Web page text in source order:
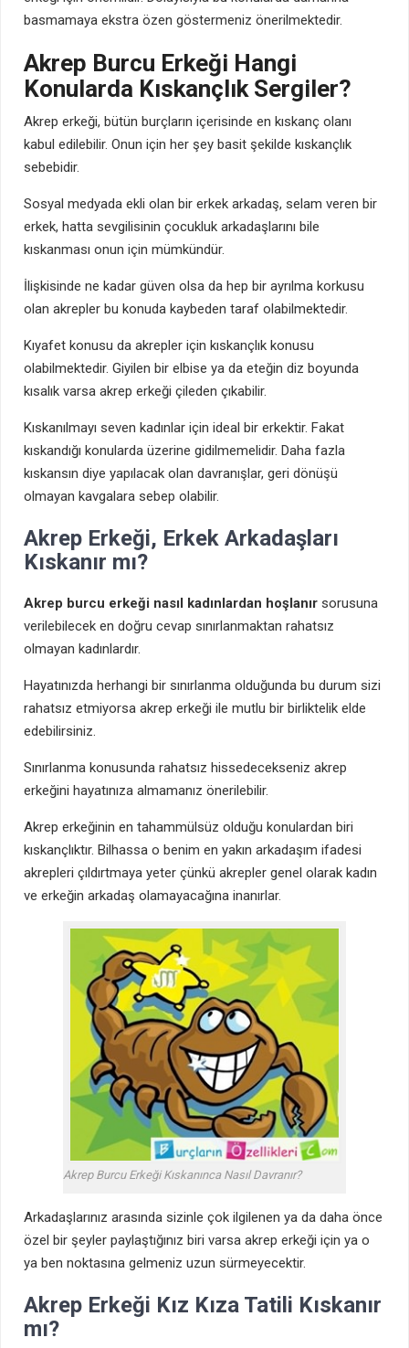
basmamaya ekstra özen göstermeniz önerilmektedir.
Akrep Burcu Erkeği Hangi
Konularda Kıskançlık Sergiler?
Akrep erkeği, bütün burçların içerisinde en kıskanç olanı
kabul edilebilir. Onun için her şey basit şekilde kıskançlık
sebebidir.
Sosyal medyada ekli olan bir erkek arkadaş, selam veren bir
erkek, hatta sevgilisinin çocukluk arkadaşlarını bile
kıskanması onun için mümkündür.
İlişkisinde ne kadar güven olsa da hep bir ayrılma korkusu
olan akrepler bu konuda kaybeden taraf olabilmektedir.
Kıyafet konusu da akrepler için kıskançlık konusu
olabilmektedir. Giyilen bir elbise ya da eteğin diz boyunda
kısalık varsa akrep erkeği çileden çıkabilir.
Kıskanılmayı seven kadınlar için ideal bir erkektir. Fakat
kıskandığı konularda üzerine gidilmemelidir. Daha fazla
kıskansın diye yapılacak olan davranışlar, geri dönüşü
olmayan kavgalara sebep olabilir.
Akrep Erkeği, Erkek Arkadaşları
Kıskanır mı?
Akrep burcu erkeği nasıl kadınlardan hoşlanır sorusuna
verilebilecek en doğru cevap sınırlanmaktan rahatsız
olmayan kadınlardır.
Hayatınızda herhangi bir sınırlanma olduğunda bu durum sizi
rahatsız etmiyorsa akrep erkeği ile mutlu bir birliktelik elde
edebilirsiniz.
Sınırlanma konusunda rahatsız hissedecekseniz akrep
erkeğini hayatınıza almamanız önerilebilir.
Akrep erkeğinin en tahammülsüz olduğu konulardan biri
kıskançlıktır. Bilhassa o benim en yakın arkadaşım ifadesi
akrepleri çıldırtmaya yeter çünkü akrepler genel olarak kadın
ve erkeğin arkadaş olamayacağına inanırlar.
Akrep Burcu Erkeği Kıskanınca Nasıl Davranır?
Arkadaşlarınız arasında sizinle çok ilgilenen ya da daha önce
özel bir şeyler paylaştığınız biri varsa akrep erkeği için ya o
ya ben noktasına gelmeniz uzun sürmeyecektir.
Akrep Erkeği Kız Kıza Tatili Kıskanır
mı?